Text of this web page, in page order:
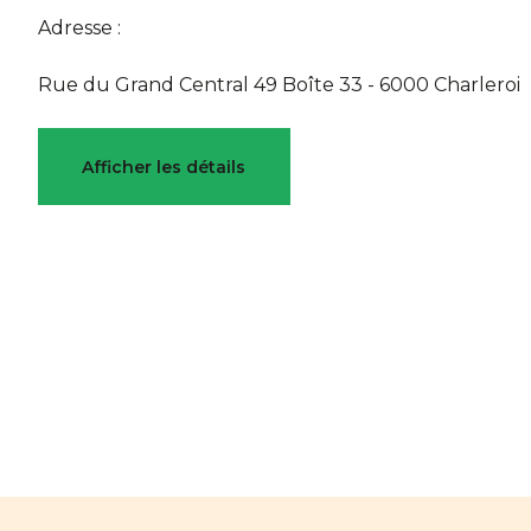
Adresse :
Rue du Grand Central 49 Boîte 33 - 6000 Charleroi
Caractéristiques
Afficher les détails